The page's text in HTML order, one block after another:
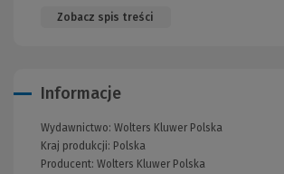
Zobacz spis treści
Informacje
Wydawnictwo: Wolters Kluwer Polska
Kraj produkcji: Polska
Producent: Wolters Kluwer Polska